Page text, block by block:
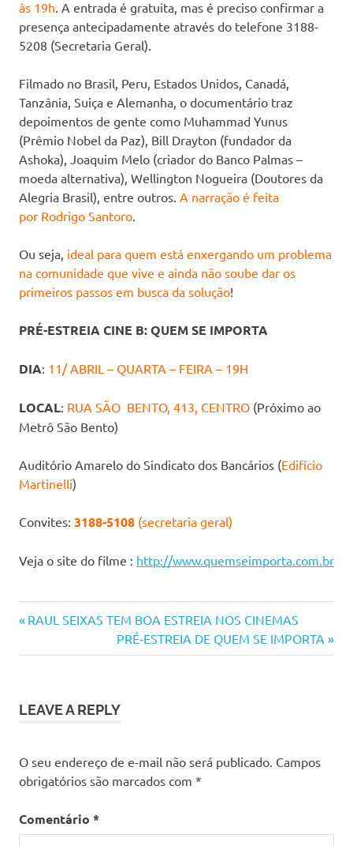
às 19h. A entrada é gratuita, mas é preciso confirmar a
presença antecipadamente através do telefone 3188-
5208 (Secretaria Geral).
Filmado no Brasil, Peru, Estados Unidos, Canadá,
Tanzânia, Suiça e Alemanha, o documentário traz
depoimentos de gente como Muhammad Yunus
(Prêmio Nobel da Paz), Bill Drayton (fundador da
Ashoka), Joaquim Melo (criador do Banco Palmas –
moeda alternativa), Wellington Nogueira (Doutores da
Alegria Brasil), entre outros. A narração é feita
por Rodrigo Santoro.
Ou seja, ideal para quem está enxergando um problema
na comunidade que vive e ainda não soube dar os
primeiros passos em busca da solução!
PRÉ-ESTREIA CINE B: QUEM SE IMPORTA
DIA: 11/ ABRIL – QUARTA – FEIRA – 19H
LOCAL: RUA SÃO BENTO, 413, CENTRO (Próximo ao
Metrô São Bento)
Auditório Amarelo do Sindicato dos Bancários (Edifício
Martinelli)
Convites: 3188-5108 (secretaria geral)
Veja o site do filme : http://www.quemseimporta.com.br
Navegação
de
Previous
RAUL SEIXAS TEM BOA ESTREIA NOS CINEMAS
Next
Post:
PRÉ-ESTREIA DE QUEM SE IMPORTA
LEAVE A REPLY
O seu endereço de e-mail não será publicado. Campos
obrigatórios são marcados com *
Comentário *